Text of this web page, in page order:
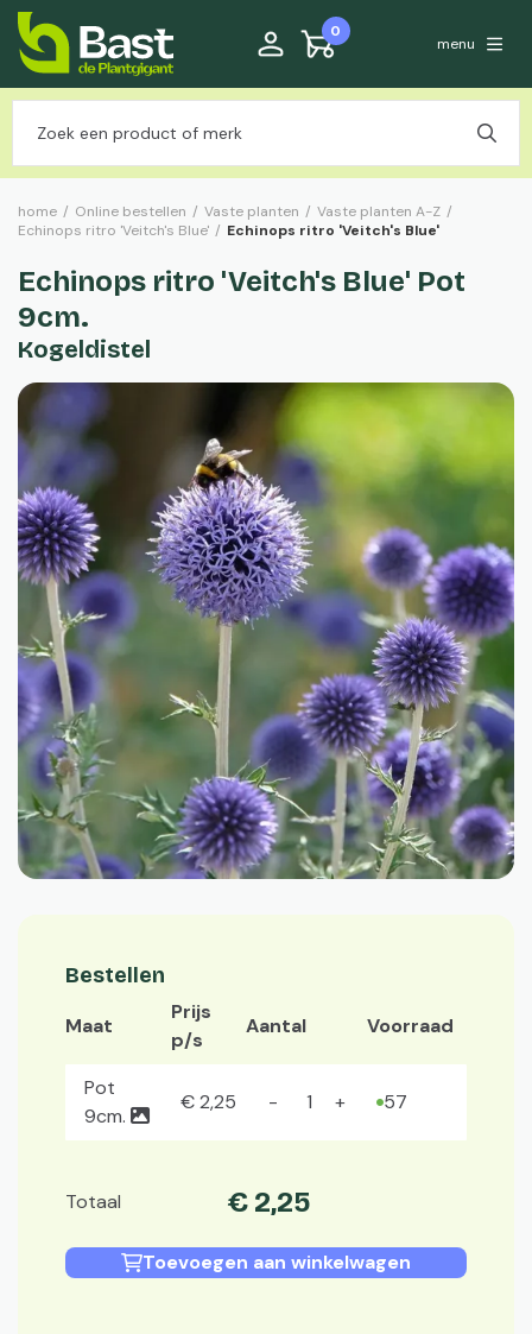
0
menu
home / Online bestellen / Vaste planten / Vaste planten A-Z /
Echinops ritro 'Veitch's Blue' / Echinops ritro 'Veitch's Blue'
Echinops ritro 'Veitch's Blue' Pot
9cm.
Kogeldistel
Bestellen
Maat
Prijs
p/s
Aantal Voorraad
Pot
9cm.
€2,25 57
Totaal € 2,25
Toevoegen aan winkelwagen